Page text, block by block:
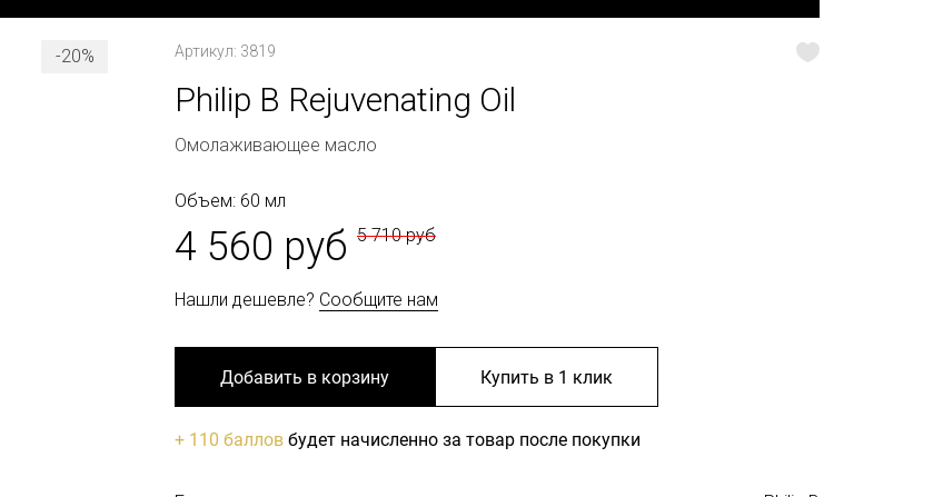
-20% Артикул: 3819
Philip B Rejuvenating Oil
Омолаживающее масло
Объем: 60 мл
4 560 руб 5 710 руб
Нашли дешевле? Сообщите нам
Добавить в корзину Купить в 1 клик
+ 110 баллов будет начисленно за товар после покупки